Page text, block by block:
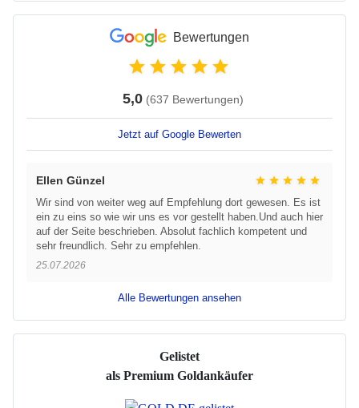
Bewertungen
5,0 (637 Bewertungen)
Jetzt auf Google Bewerten
Ellen Günzel
Wir sind von weiter weg auf Empfehlung dort gewesen. Es ist
ein zu eins so wie wir uns es vor gestellt haben.Und auch hier
auf der Seite beschrieben. Absolut fachlich kompetent und
sehr freundlich. Sehr zu empfehlen.
25.07.2026
Alle Bewertungen ansehen
Gelistet
als Premium Goldankäufer